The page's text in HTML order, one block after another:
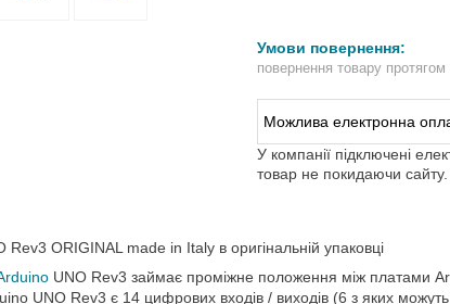
повернення товару протягом
У компанії підключені
товар не покидаючи сайту.
Rev3 ORIGINAL made in Italy в оригінальній упаковці
UNO Rev3 займає проміжне положення між платами
UNO Rev3 є 14 цифрових входів / виходів (6 з яких